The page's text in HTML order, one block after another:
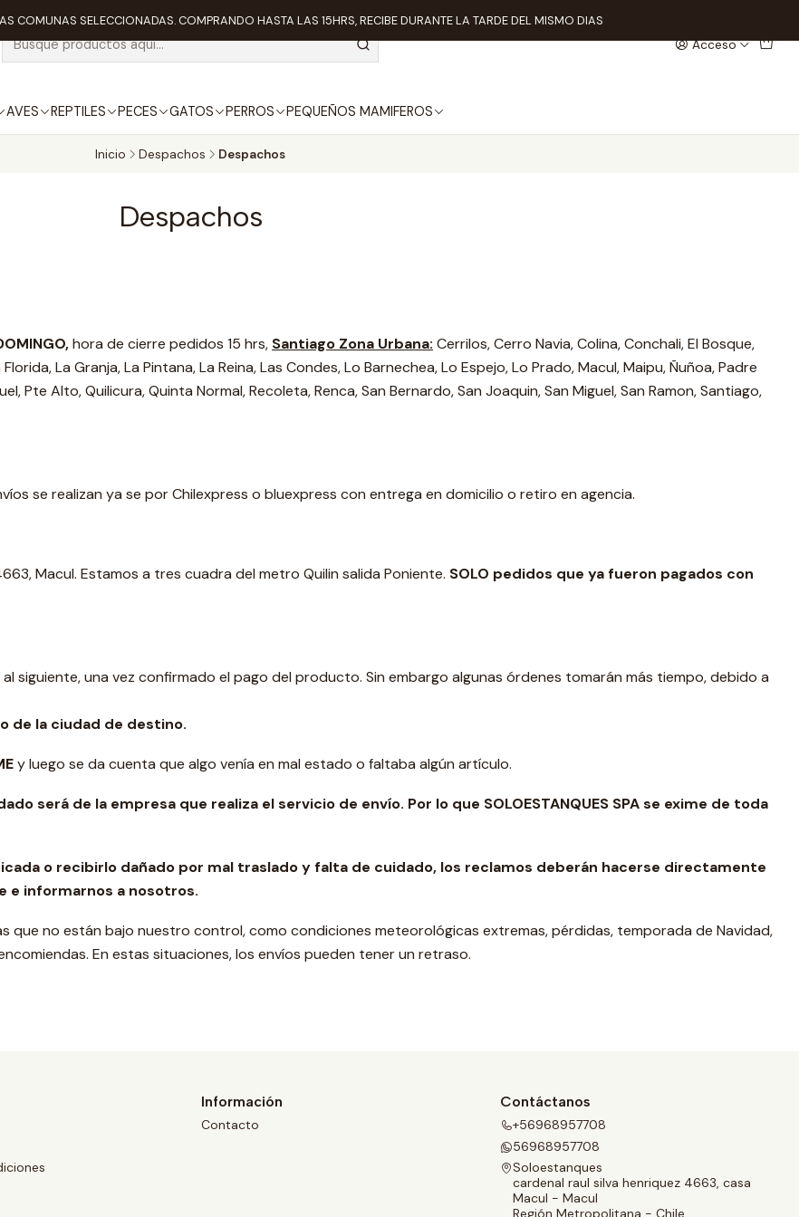
Acceso
AVES REPTILES PECES GATOS PERROS PEQUEÑOS MAMIFEROS
COMUNAS SELECCIONADAS. COMPRANDO HASTA LAS 15HRS, RECIBE DURANTE LA TARDE DEL MISMO DIAS
Inicio Despachos Despachos
Despachos
hora de cierre pedidos 15 hrs, Santiago Zona Urbana: Cerrilos, Cerro Navia, Colina, Conchali, El Bosque,
La Granja, La Pintana, La Reina, Las Condes, Lo Barnechea, Lo Espejo, Lo Prado, Macul, Maipu, Ñuñoa, Padre
Pte Alto, Quilicura, Quinta Normal, Recoleta, Renca, San Bernardo, San Joaquin, San Miguel, San Ramon, Santiago,
se realizan ya se por Chilexpress o bluexpress con entrega en domicilio o retiro en agencia.
Macul. Estamos a tres cuadra del metro Quilin salida Poniente. SOLO pedidos que ya fueron pagados con
siguiente, una vez confirmado el pago del producto. Sin embargo algunas órdenes tomarán más tiempo, debido a
de la ciudad de destino.
y luego se da cuenta que algo venía en mal estado o faltaba algún artículo.
será de la empresa que realiza el servicio de envío. Por lo que SOLOESTANQUES SPA se exime de toda
o recibirlo dañado por mal traslado y falta de cuidado, los reclamos deberán hacerse directamente
e informarnos a nosotros.
que no están bajo nuestro control, como condiciones meteorológicas extremas, pérdidas, temporada de Navidad,
En estas situaciones, los envíos pueden tener un retraso.
Información
Contacto
Contáctanos
+56968957708
56968957708
Soloestanques
cardenal raul silva henriquez 4663, casa
Macul - Macul
Región Metropolitana - Chile